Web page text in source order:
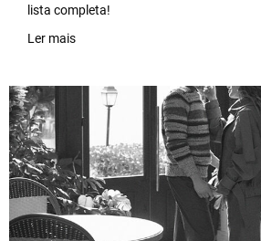
lista completa!
Ler mais